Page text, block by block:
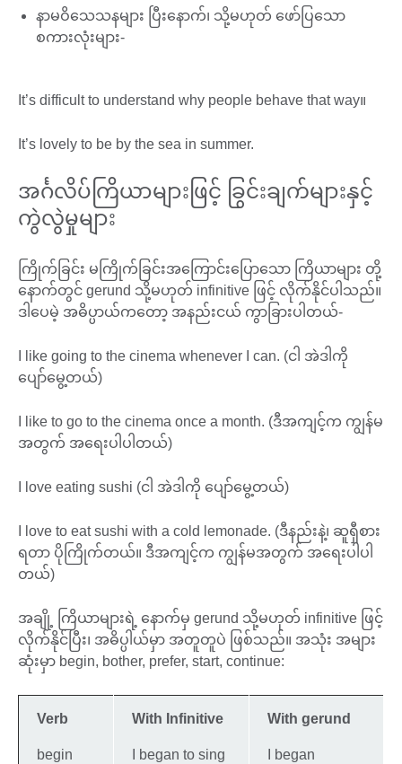
နာမဝိသေသနများ ပြီးနောက်၊ သို့မဟုတ် ဖော်ပြသော
စကားလုံးများ-
It’s difficult to understand why people behave that way။
It’s lovely to be by the sea in summer.
အင်္ဂလိပ်ကြိယာများဖြင့် ခြွင်းချက်များနှင့်
ကွဲလွဲမှုများ
ကြိုက်ခြင်း မကြိုက်ခြင်းအကြောင်းပြောသော ကြိယာများ တို့
နောက်တွင် gerund သို့မဟုတ် infinitive ဖြင့် လိုက်နိုင်ပါသည်။
ဒါပေမဲ့ အဓိပ္ပာယ်ကတော့ အနည်းငယ် ကွာခြားပါတယ်-
I like going to the cinema whenever I can. (ငါ အဲဒါကို
ပျော်မွေ့တယ်)
I like to go to the cinema once a month. (ဒီအကျင့်က ကျွန်မ
အတွက် အရေးပါပါတယ်)
I love eating sushi (ငါ အဲဒါကို ပျော်မွေ့တယ်)
I love to eat sushi with a cold lemonade. (ဒီနည်းနဲ့၊ ဆူရှီစား
ရတာ ပိုကြိုက်တယ်။ ဒီအကျင့်က ကျွန်မအတွက် အရေးပါပါ
တယ်)
အချို့ ကြိယာများရဲ့ နောက်မှ gerund သို့မဟုတ် infinitive ဖြင့်
လိုက်နိုင်ပြီး၊ အဓိပ္ပါယ်မှာ အတူတူပဲ ဖြစ်သည်။ အသုံး အများ
ဆုံးမှာ begin, bother, prefer, start, continue:
Verb
begin
With Infinitive
I began to sing
With gerund
I began